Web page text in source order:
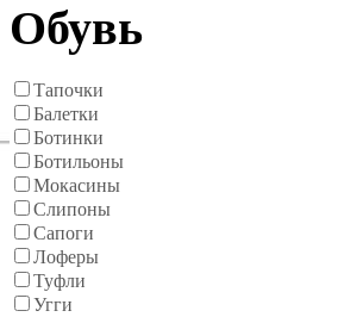
Обувь
Тапочки
Балетки
Ботинки
Ботильоны
Мокасины
Слипоны
Сапоги
Лоферы
Туфли
Угги